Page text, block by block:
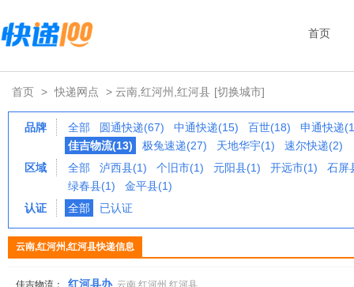
首页
首页 > 快递网点 > 云南,红河州,红河县 [切换城市]
品牌 全部 圆通快递(67) 中通快递(15) 百世(18)
申通快递
佳吉物流(13)
极兔速递(27) 天地华宇(1)
速尔快递(2)
区域
全部 泸西县(1) 个旧市(1) 元阳县(1) 开远市(1)
石屏
绿春县(1)
金平县(1)
认证
全部 已认证
云南,红河州,红河县快递信息
佳吉物流： 红河县办 云南,红河州,红河县